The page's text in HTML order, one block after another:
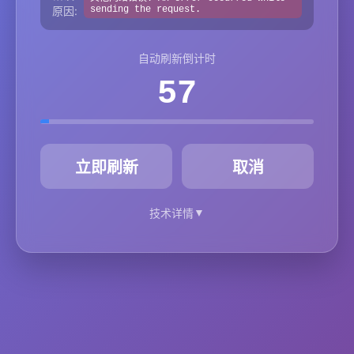
原因:
sending the request.
自动刷新倒计时
57
立即刷新 取消
技术详情▼